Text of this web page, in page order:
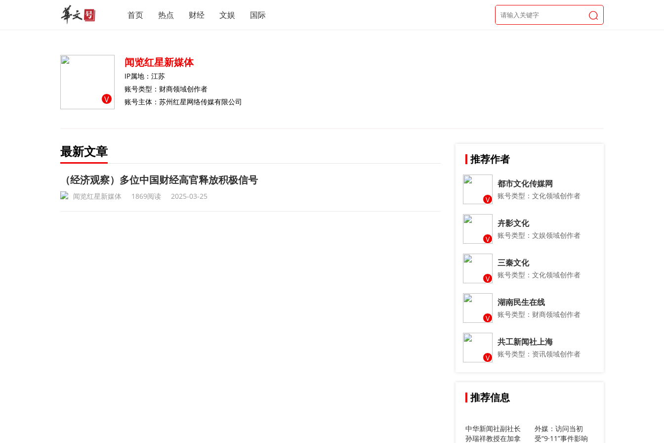
首页 热点 财经 文娱 国际
V
闻览红星新媒体
IP属地：江苏
账号类型：财商领域创作者
账号主体：苏州红星网络传媒有限公司
最新文章
（经济观察）多位中国财经高官释放积极信号
闻览红星新媒体 1869阅读 2025-03-25
推荐作者
V
都市文化传媒网
账号类型：文化领域创作者
V
卉影文化
账号类型：文娱领域创作者
V
三秦文化
账号类型：文化领域创作者
V
湖南民生在线
账号类型：财商领域创作者
V
共工新闻社上海
账号类型：资讯领域创作者
推荐信息
中华新闻社副社长
孙瑞祥教授在加拿
外媒：访问当初
受“9·11”事件影响